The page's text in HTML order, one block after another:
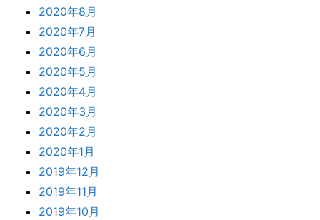
2020年8月
2020年7月
2020年6月
2020年5月
2020年4月
2020年3月
2020年2月
2020年1月
2019年12月
2019年11月
2019年10月